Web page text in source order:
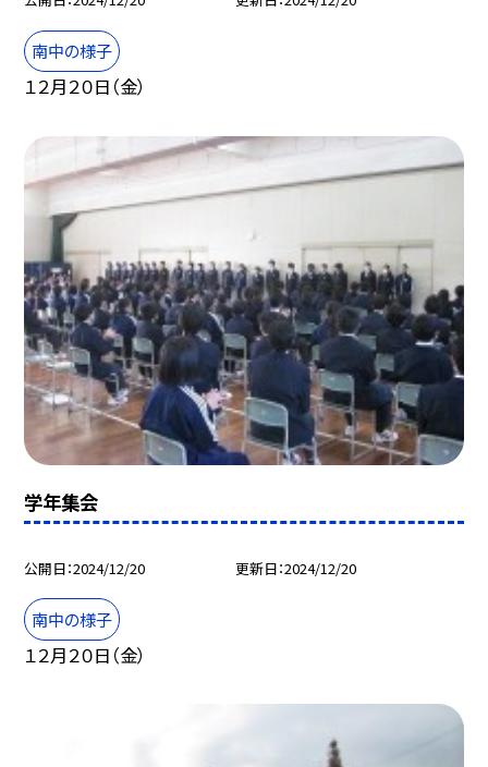
南中の様子
１２月２０日（金）
学年集会
公開日 2024/12/20 更新日 2024/12/20
南中の様子
１２月２０日（金）